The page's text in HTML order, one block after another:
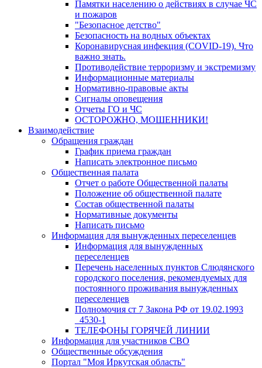
Памятки населению о действиях в случае ЧС
и пожаров
"Безопасное детство"
Безопасность на водных объектах
Коронавирусная инфекция (COVID-19). Что
важно знать.
Противодействие терроризму и экстремизму
Информационные материалы
Нормативно-правовые акты
Сигналы оповещения
Отчеты ГО и ЧС
ОСТОРОЖНО, МОШЕННИКИ!
Взаимодействие
Обращения граждан
График приема граждан
Написать электронное письмо
Общественная палата
Отчет о работе Общественной палаты
Положение об общественной палате
Состав общественной палаты
Нормативные документы
Написать письмо
Информация для вынужденных переселенцев
Информация для вынужденных
переселенцев
Перечень населенных пунктов Слюдянского
городского поселения, рекомендуемых для
постоянного проживания вынужденных
переселенцев
Полномочия ст 7 Закона РФ от 19.02.1993
_4530-1
ТЕЛЕФОНЫ ГОРЯЧЕЙ ЛИНИИ
Информация для участников СВО
Общественные обсуждения
Портал "Моя Иркутская область"